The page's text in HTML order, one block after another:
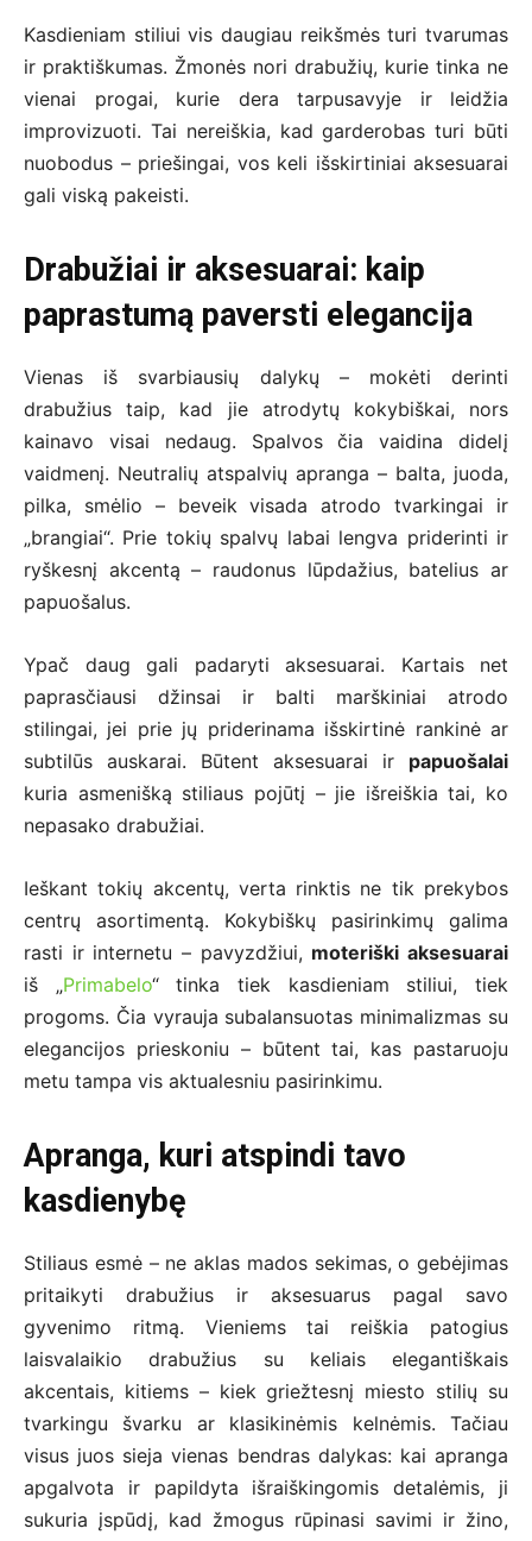
Kasdieniam stiliui vis daugiau reikšmės turi tvarumas
ir praktiškumas. Žmonės nori drabužių, kurie tinka ne
vienai progai, kurie dera tarpusavyje ir leidžia
improvizuoti. Tai nereiškia, kad garderobas turi būti
nuobodus – priešingai, vos keli išskirtiniai aksesuarai
gali viską pakeisti.
Drabužiai ir aksesuarai: kaip
paprastumą paversti elegancija
Vienas iš svarbiausių dalykų – mokėti derinti
drabužius taip, kad jie atrodytų kokybiškai, nors
kainavo visai nedaug. Spalvos čia vaidina didelį
vaidmenį. Neutralių atspalvių apranga – balta, juoda,
pilka, smėlio – beveik visada atrodo tvarkingai ir
„brangiai“. Prie tokių spalvų labai lengva priderinti ir
ryškesnį akcentą – raudonus lūpdažius, batelius ar
papuošalus.
Ypač daug gali padaryti aksesuarai. Kartais net
paprasčiausi džinsai ir balti marškiniai atrodo
stilingai, jei prie jų priderinama išskirtinė rankinė ar
subtilūs auskarai. Būtent aksesuarai ir papuošalai
kuria asmenišką stiliaus pojūtį – jie išreiškia tai, ko
nepasako drabužiai.
Ieškant tokių akcentų, verta rinktis ne tik prekybos
centrų asortimentą. Kokybiškų pasirinkimų galima
rasti ir internetu – pavyzdžiui, moteriški aksesuarai
iš „Primabelo“ tinka tiek kasdieniam stiliui, tiek
progoms. Čia vyrauja subalansuotas minimalizmas su
elegancijos prieskoniu – būtent tai, kas pastaruoju
metu tampa vis aktualesniu pasirinkimu.
Apranga, kuri atspindi tavo
kasdienybę
Stiliaus esmė – ne aklas mados sekimas, o gebėjimas
pritaikyti drabužius ir aksesuarus pagal savo
gyvenimo ritmą. Vieniems tai reiškia patogius
laisvalaikio drabužius su keliais elegantiškais
akcentais, kitiems – kiek griežtesnį miesto stilių su
tvarkingu švarku ar klasikinėmis kelnėmis. Tačiau
visus juos sieja vienas bendras dalykas: kai apranga
apgalvota ir papildyta išraiškingomis detalėmis, ji
sukuria įspūdį, kad žmogus rūpinasi savimi ir žino,